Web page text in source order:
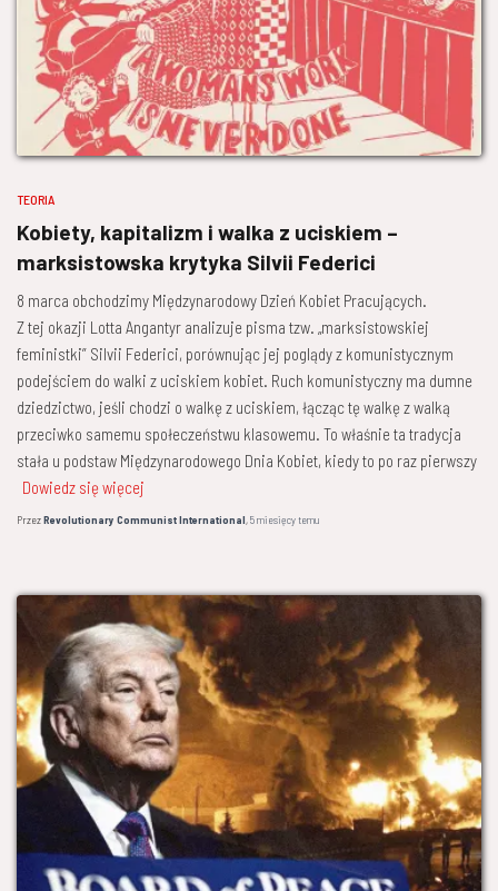
TEORIA
Kobiety, kapitalizm i walka z uciskiem –
marksistowska krytyka Silvii Federici
8 marca obchodzimy Międzynarodowy Dzień Kobiet Pracujących.
Z tej okazji Lotta Angantyr analizuje pisma tzw. „marksistowskiej
feministki” Silvii Federici, porównując jej poglądy z komunistycznym
podejściem do walki z uciskiem kobiet. Ruch komunistyczny ma dumne
dziedzictwo, jeśli chodzi o walkę z uciskiem, łącząc tę walkę z walką
przeciwko samemu społeczeństwu klasowemu. To właśnie ta tradycja
stała u podstaw Międzynarodowego Dnia Kobiet, kiedy to po raz pierwszy
Dowiedz się więcej
PrzezRevolutionary Communist International,5 miesięcytemu